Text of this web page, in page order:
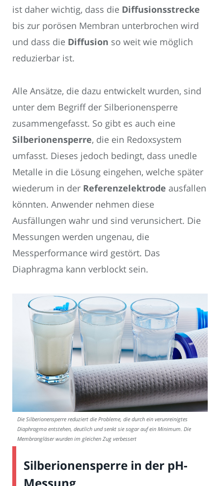
ist daher wichtig, dass die Diffusionsstrecke
bis zur porösen Membran unterbrochen wird
und dass die Diffusion so weit wie möglich
reduzierbar ist.
Alle Ansätze, die dazu entwickelt wurden, sind
unter dem Begriff der Silberionensperre
zusammengefasst. So gibt es auch eine
Silberionensperre, die ein Redoxsystem
umfasst. Dieses jedoch bedingt, dass unedle
Metalle in die Lösung eingehen, welche später
wiederum in der Referenzelektrode ausfallen
könnten. Anwender nehmen diese
Ausfällungen wahr und sind verunsichert. Die
Messungen werden ungenau, die
Messperformance wird gestört. Das
Diaphragma kann verblockt sein.
Die Silberionensperre reduziert die Probleme, die durch ein verunreinigtes
Diaphragma entstehen, deutlich und senkt sie sogar auf ein Minimum. Die
Membrangläser wurden im gleichen Zug verbessert
Silberionensperre in der pH-